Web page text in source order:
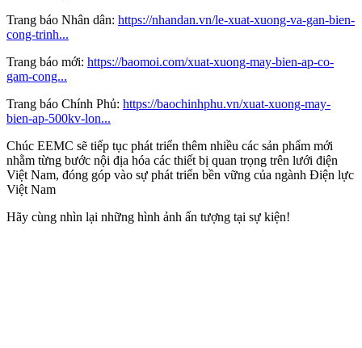
Trang báo Nhân dân: https://nhandan.vn/le-xuat-xuong-va-gan-bien-
cong-trinh...
Trang báo mới: https://baomoi.com/xuat-xuong-may-bien-ap-co-
gam-cong...
Trang báo Chính Phủ: https://baochinhphu.vn/xuat-xuong-may-
bien-ap-500kv-lon...
Chúc EEMC sẽ tiếp tục phát triển thêm nhiều các sản phẩm mới
nhằm từng bước nội địa hóa các thiết bị quan trọng trên lưới điện
Việt Nam, đóng góp vào sự phát triển bền vững của ngành Điện lực
Việt Nam
Hãy cùng nhìn lại những hình ảnh ấn tượng tại sự kiện!